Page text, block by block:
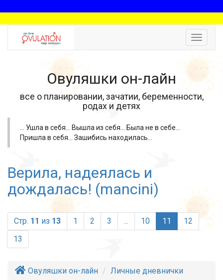
Toggle
Овуляшки он-лайн
все о планировании, зачатии, беременности,
родах и детях
... Ушла в себя... Вышла из себя... Была не в себе...
Пришла в себя... Зашибись находилась...
Верила, надеялась и
дождалась! (mancini)
Стр. 11 из 13 1 2 3 ... 10 11 (current)
12
13
Овуляшки он-лайн Личные дневнички